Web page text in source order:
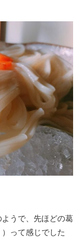
うで、先ほどの葛
って感じでした